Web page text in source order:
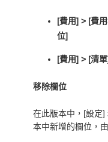
[費用] > [費
位]
[費用] > [清
移除欄位
在此版本中，[設定
本中新增的欄位，